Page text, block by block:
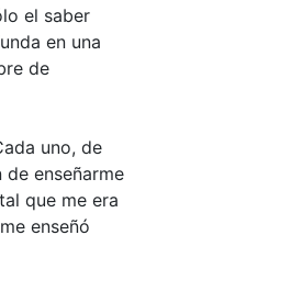
el saber
en una
de
uno, de
enseñarme
que me era
enseñó